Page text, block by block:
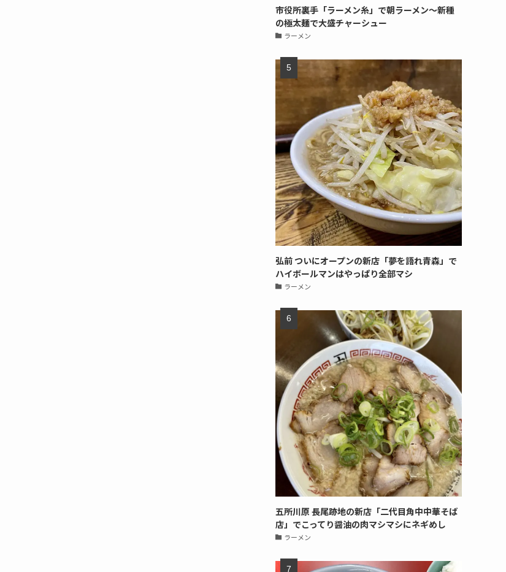
市役所裏手「ラーメン糸」で朝ラーメン〜新種
の極太麺で大盛チャーシュー
ラーメン
弘前 ついにオープンの新店「夢を語れ青森」で
ハイボールマンはやっぱり全部マシ
ラーメン
五所川原 長尾跡地の新店「二代目角中中華そば
店」でこってり醤油の肉マシマシにネギめし
ラーメン